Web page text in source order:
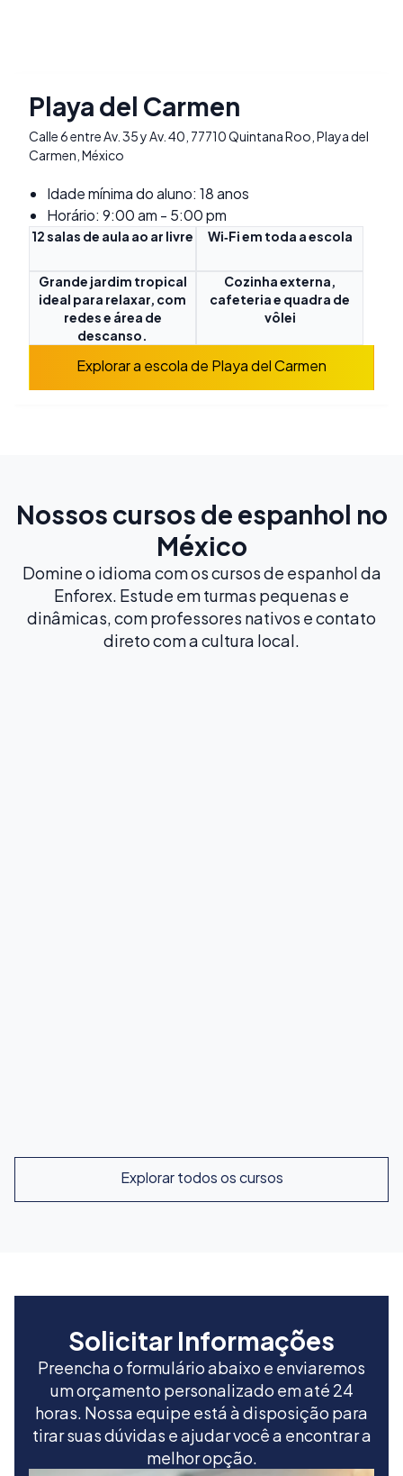
Playa del Carmen
Calle 6 entre Av. 35 y Av. 40, 77710 Quintana Roo, Playa del
Carmen, México
Idade mínima do aluno: 18 anos
Horário: 9:00 am - 5:00 pm
12 salas de aula ao ar livre Wi‑Fi em toda a escola
Grande jardim tropical
ideal para relaxar, com
redes e área de
descanso.
Cozinha externa,
cafeteria e quadra de
vôlei
Explorar a escola de Playa del Carmen
Nossos cursos de espanhol no
México
Domine o idioma com os cursos de espanhol da
Enforex. Estude em turmas pequenas e
dinâmicas, com professores nativos e contato
direto com a cultura local.
Explorar todos os cursos
Solicitar Informações
Preencha o formulário abaixo e enviaremos
um orçamento personalizado em até 24
horas. Nossa equipe está à disposição para
tirar suas dúvidas e ajudar você a encontrar a
melhor opção.